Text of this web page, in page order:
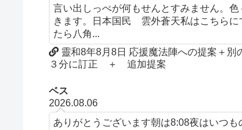
言い出しっぺが何もせんとすみません。
きます。日本国民 雲外蒼天私はこちらに
たら八角...
靈和8年8月8日 応援魔法陣への提案＋
３分に訂正 ＋ 追加提案
ベス
2026.08.06
ありがとうございます朝は8:08夜はいつ